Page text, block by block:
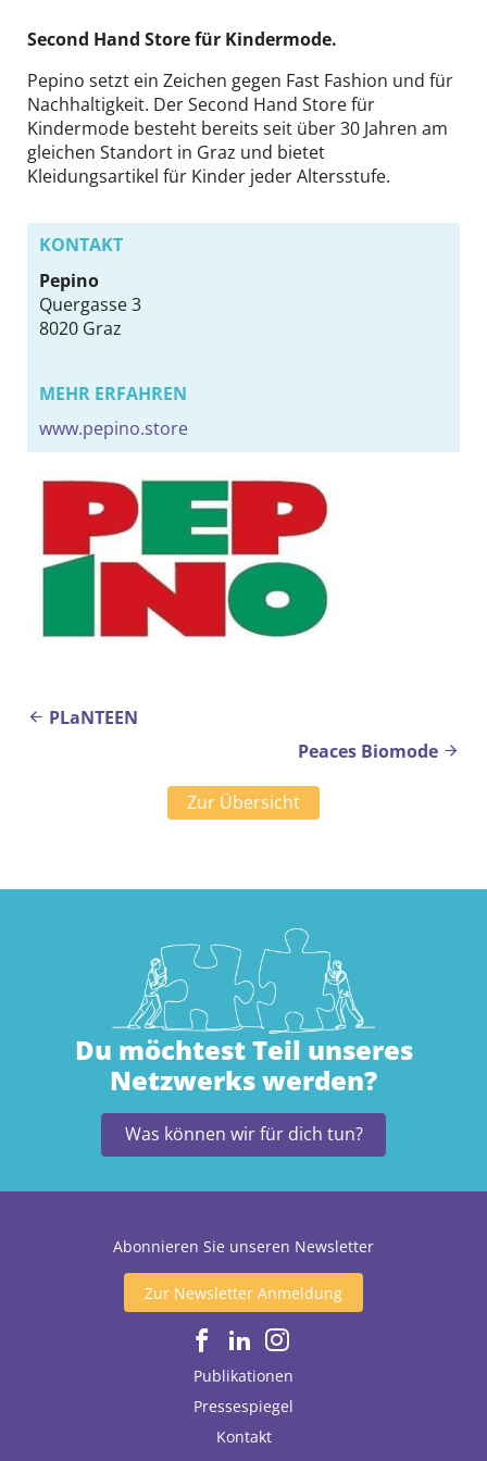
Second Hand Store für Kindermode.
Pepino setzt ein Zeichen gegen Fast Fashion und für
Nachhaltigkeit. Der Second Hand Store für
Kindermode besteht bereits seit über 30 Jahren am
gleichen Standort in Graz und bietet
Kleidungsartikel für Kinder jeder Altersstufe.
KONTAKT
Pepino
Quergasse 3
8020 Graz
MEHR ERFAHREN
www.pepino.store
Beitragsnavigation
PLaNTEEN
Peaces Biomode
Zur Übersicht
Du möchtest Teil unseres
Netzwerks werden?
Was können wir für dich tun?
Abonnieren Sie unseren Newsletter
Zur Newsletter Anmeldung
Publikationen
Pressespiegel
Kontakt